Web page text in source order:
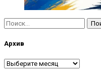
Найти:
Архив
Архив